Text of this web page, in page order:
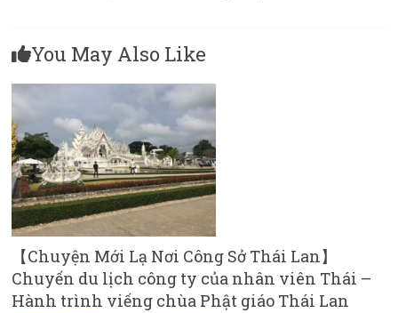
You May Also Like
【Chuyện Mới Lạ Nơi Công Sở Thái Lan】
Chuyến du lịch công ty của nhân viên Thái –
Hành trình viếng chùa Phật giáo Thái Lan